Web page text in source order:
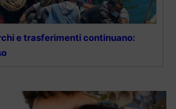
e trasferimenti continuano: